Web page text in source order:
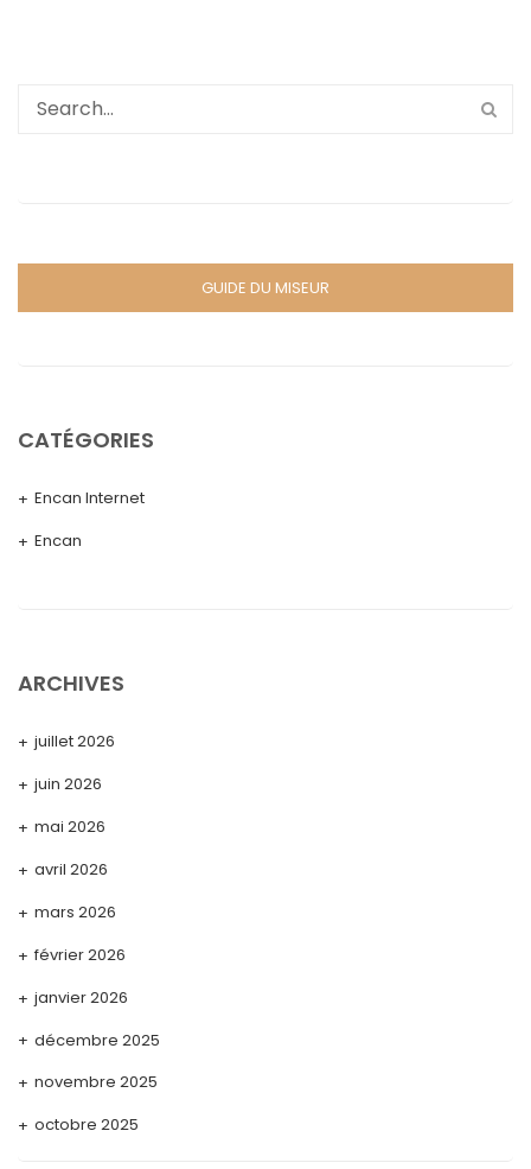
GUIDE DU MISEUR
CATÉGORIES
Encan Internet
Encan
ARCHIVES
juillet 2026
juin 2026
mai 2026
avril 2026
mars 2026
février 2026
janvier 2026
décembre 2025
novembre 2025
octobre 2025